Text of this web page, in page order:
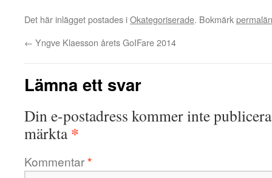
Det här inlägget postades iOkategoriserade. Bokmärk
← Yngve Klaesson årets GoIFare 2014
Lämna ett svar
Din e-postadress kommer inte
märkta*
Kommentar*